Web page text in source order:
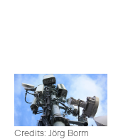
Credits: Jörg Borm